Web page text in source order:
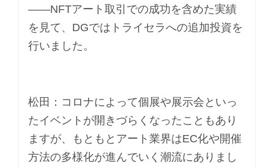
――NFTアート取引での成功を含めた実績
を見て、DGではトライセラへの追加投資を
行いました。
松田：コロナによって個展や展示会といっ
たイベントが開きづらくなったこともあり
ますが、もともとアート業界はEC化や開催
方法の多様化が進んでいく潮流にありまし